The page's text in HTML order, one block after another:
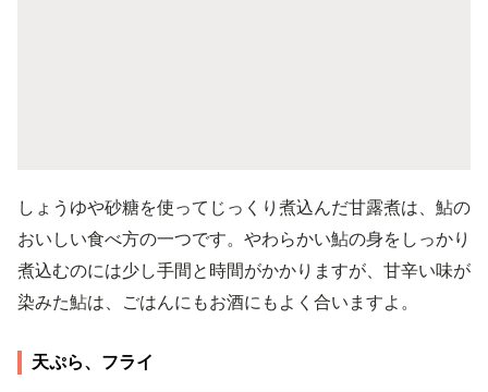
しょうゆや砂糖を使ってじっくり煮込んだ甘露煮は、鮎の
おいしい食べ方の一つです。やわらかい鮎の身をしっかり
煮込むのには少し手間と時間がかかりますが、甘辛い味が
染みた鮎は、ごはんにもお酒にもよく合いますよ。
天ぷら、フライ